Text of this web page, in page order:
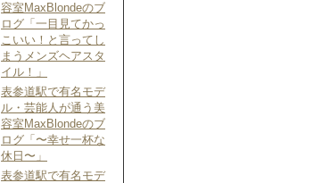
容室MaxBlondeのブ
ログ「一目見てかっ
こいい！と言ってし
まうメンズヘアスタ
イル！」
表参道駅で有名モデ
ル・芸能人が通う美
容室MaxBlondeのブ
ログ「〜幸せ一杯な
休日〜」
表参道駅で有名モデ